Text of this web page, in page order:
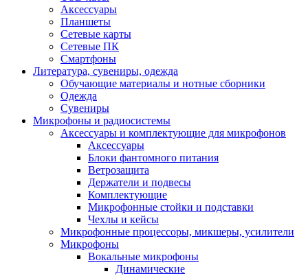
Аксессуары
Планшеты
Сетевые карты
Сетевые ПК
Смартфоны
Литература, сувениры, одежда
Обучающие материалы и нотные сборники
Одежда
Сувениры
Микрофоны и радиосистемы
Аксессуары и комплектующие для микрофонов
Аксессуары
Блоки фантомного питания
Ветрозащита
Держатели и подвесы
Комплектующие
Микрофонные стойки и подставки
Чехлы и кейсы
Микрофонные процессоры, микшеры, усилители
Микрофоны
Вокальные микрофоны
Динамические